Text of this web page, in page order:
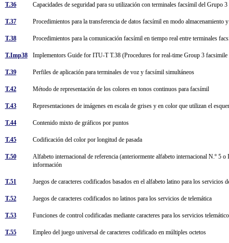
T.36 Capacidades de seguridad para su utilización con terminales facsímil del Grupo
T.37 Procedimientos para la transferencia de datos facsímil en modo
T.38 Procedimientos para la comunicación facsímil en tiempo real entre terminales
T.Imp38 Implementors Guide for ITU-T T.38 (Procedures for real-time Group 3
T.39 Perfiles de aplicación para terminales de voz y facsímil simultáneos
T.42 Método de representación de los colores en tonos continuos para facsímil
T.43 Representaciones de imágenes en escala de grises y en color que utilizan el
T.44 Contenido mixto de gráficos por puntos
T.45 Codificación del color por longitud de pasada
T.50
Alfabeto internacional de referencia (anteriormente alfabeto internacional N.º 5
información
T.51 Juegos de caracteres codificados basados en el alfabeto latino para los servicios
T.52 Juegos de caracteres codificados no latinos para los servicios de telemática
T.53 Funciones de control codificadas mediante caracteres para los servicios
T.55 Empleo del juego universal de caracteres codificado en múltiples octetos